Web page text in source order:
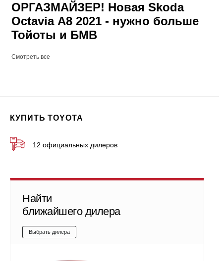
ОРГАЗМАЙЗЕР! Новая Skoda
Octavia А8 2021 - нужно больше
Тойоты и БМВ
Смотреть все
КУПИТЬ TOYOTA
12 официальных дилеров
Найти
ближайшего дилера
Выбрать дилера